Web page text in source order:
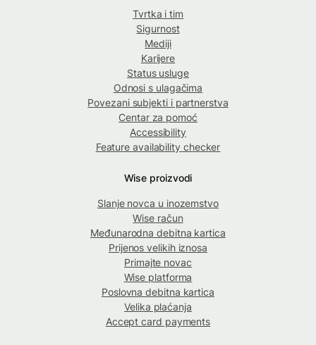
Tvrtka i tim
Sigurnost
Mediji
Karijere
Status usluge
Odnosi s ulagačima
Povezani subjekti i partnerstva
Centar za pomoć
Accessibility
Feature availability checker
Wise proizvodi
Slanje novca u inozemstvo
Wise račun
Međunarodna debitna kartica
Prijenos velikih iznosa
Primajte novac
Wise platforma
Poslovna debitna kartica
Velika plaćanja
Accept card payments